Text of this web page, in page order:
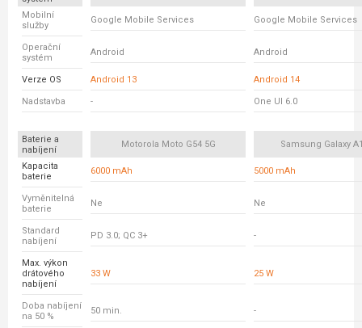
Mobilní
služby
Google Mobile Services Google Mobile Services
Operační
systém
Android Android
Verze OS Android 13 Android 14
Nadstavba - One UI 6.0
Baterie a
nabíjení
Motorola Moto G54 5G Samsung Galaxy
Kapacita
baterie
6000 mAh 5000 mAh
Vyměnitelná
baterie
Ne Ne
Standard
nabíjení
PD 3.0; QC 3+ -
Max. výkon
drátového
nabíjení
33 W 25 W
Doba nabíjení
na 50 %
50 min. -